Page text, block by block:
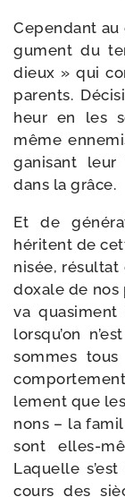
Cependant au
gu­ment du
dieux » qui
parents.
heur en les
même
ga­ni­sant leur
dans la grâce.
Et de
héritent de
ni­sée,
doxale de nos
va
lors­qu’on
sommes
le­ment que
nons – la
sont elles-​
Laquelle
cours des